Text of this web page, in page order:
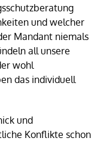
und welcher
Mandant niemals
all unsere
wohl
das individuell
und
Konflikte schon